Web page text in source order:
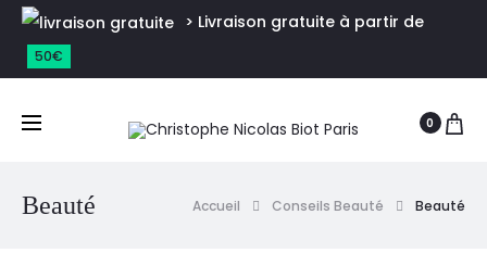
> Livraison gratuite à partir de
50€
0
Beauté Accueil Conseils Beauté Beauté